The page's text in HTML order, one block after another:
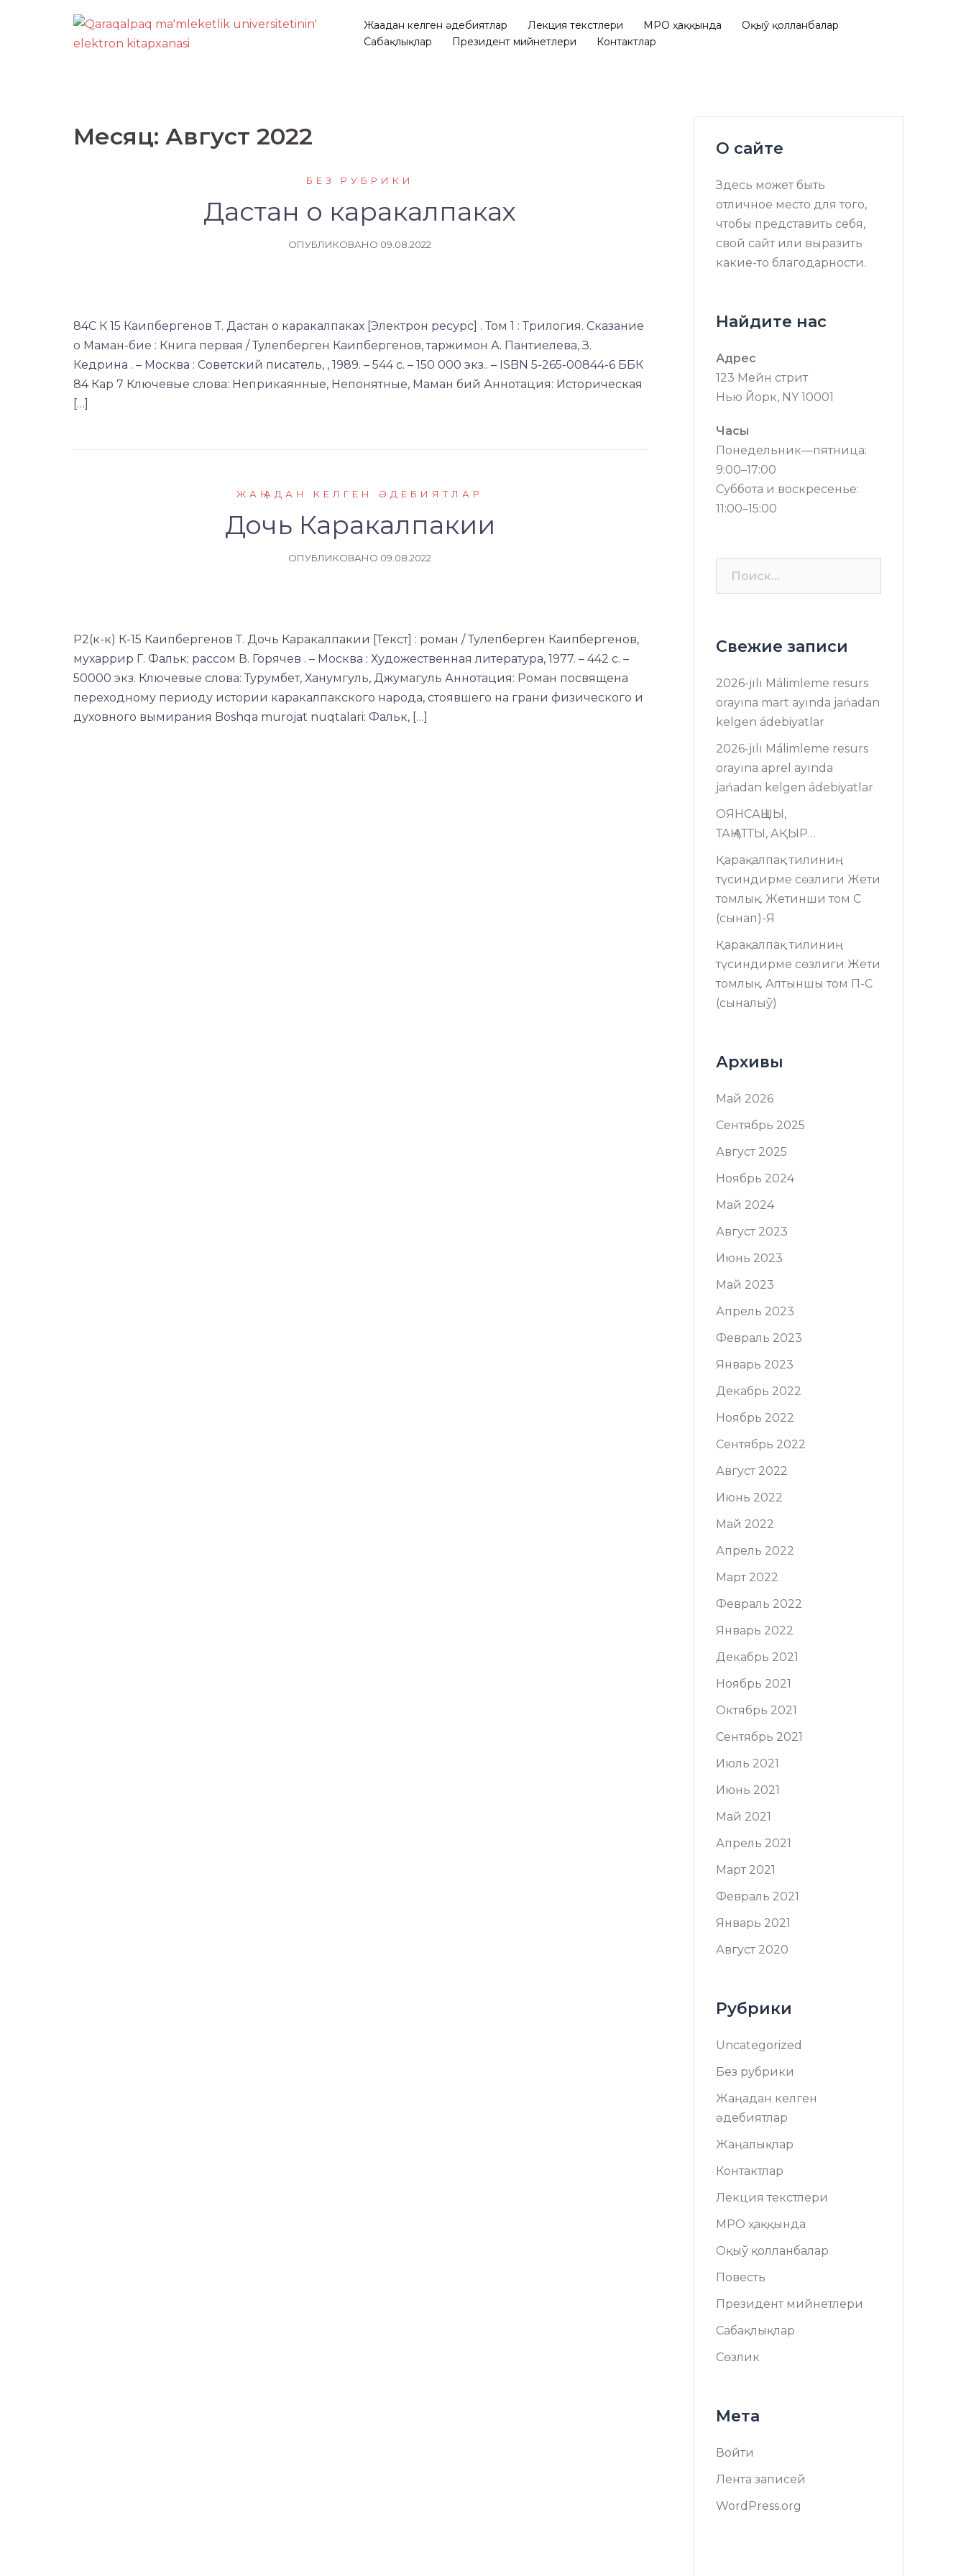
содержимому
Жаңадан келген әдебиятлар Лекция текстлери МРО ҳаққында
Оқыў қолланбалар
Сабақлықлар
Президент мийнетлери Контактлар
Месяц: Август 2022
БЕЗ РУБРИКИ
Дастан о каракалпаках
ОПУБЛИКОВАНО 09.08.2022
84С К 15 Каипбергенов Т. Дастан о каракалпаках [Электрон ресурс] . Том 1 : Трилогия. Сказание
о Маман-бие : Книга первая / Тулепберген Каипбергенов, таржимон А. Пантиелева, З.
Кедрина . – Москва : Советский писатель, , 1989. – 544 с. – 150 000 экз.. – ISBN 5-265-00844-6 ББК
84 Кар 7 Ключевые слова: Неприкаянные, Непонятные, Маман бий Аннотация: Историческая
[…]
ЖАҢАДАН КЕЛГЕН ӘДЕБИЯТЛАР
Дочь Каракалпакии
ОПУБЛИКОВАНО 09.08.2022
Р2(к-к) К-15 Каипбергенов Т. Дочь Каракалпакии [Текст] : роман / Тулепберген Каипбергенов,
мухаррир Г. Фальк; рассом В. Горячев . – Москва : Художественная литература, 1977. – 442 с. –
50000 экз. Ключевые слова: Турумбет, Ханумгуль, Джумагуль Аннотация: Роман посвящена
переходному периоду истории каракалпакского народа, стоявшего на грани физического и
духовного вымирания Boshqa murojat nuqtalari: Фальк, […]
О сайте
Здесь может быть
отличное место для того,
чтобы представить себя,
свой сайт или выразить
какие-то благодарности.
Найдите нас
Адрес
123 Мейн стрит
Нью Йорк, NY 10001
Часы
Понедельник—пятница:
9:00–17:00
Суббота и воскресенье:
11:00–15:00
Свежие записи
2026-jılı Málimleme resurs
оrayına mart ayında jańadan
kelgen ádebiyatlar
2026-jılı Málimleme resurs
оrayına aprel ayında
jańadan kelgen ádebiyatlar
ОЯНСАҢШЫ,
ТАҢ АТТЫ, АҚЫР…
Қарақалпақ тилиниң
түсиндирме сөзлиги Жети
томлық. Жетинши том C
(сынап)-Я
Қарақалпақ тилиниң
түсиндирме сөзлиги Жети
томлық. Алтыншы том П-C
(сыналыў)
Архивы
Май 2026
Сентябрь 2025
Август 2025
Ноябрь 2024
Май 2024
Август 2023
Июнь 2023
Май 2023
Апрель 2023
Февраль 2023
Январь 2023
Декабрь 2022
Ноябрь 2022
Сентябрь 2022
Август 2022
Июнь 2022
Май 2022
Апрель 2022
Март 2022
Февраль 2022
Январь 2022
Декабрь 2021
Ноябрь 2021
Октябрь 2021
Сентябрь 2021
Июль 2021
Июнь 2021
Май 2021
Апрель 2021
Март 2021
Февраль 2021
Январь 2021
Август 2020
Рубрики
Uncategorized
Без рубрики
Жаңадан келген
әдебиятлар
Жаңалықлар
Контактлар
Лекция текстлери
МРО ҳаққында
Оқыў қолланбалар
Повесть
Президент мийнетлери
Сабақлықлар
Сөзлик
Мета
Войти
Лента записей
WordPress.org